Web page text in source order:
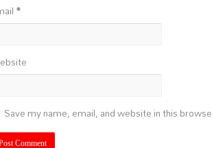
*
Save my name, email, and website in this